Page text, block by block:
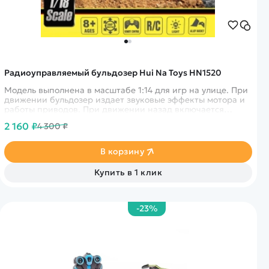
Радиоуправляемый бульдозер Hui Na Toys HN1520
Модель выполнена в масштабе 1:14 для игр на улице. При
движении бульдозер издает звуковые эффекты мотора и
работы приводов. При движении назад включается
2 160 ₽4 300 ₽
В корзину
Купить в 1 клик
-23%